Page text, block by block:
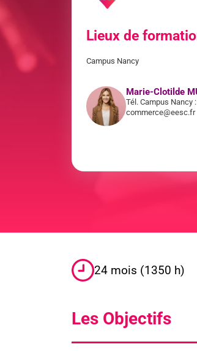
Lieux de
Campus Nancy
Marie-Clotilde
Tél. Campus Nancy
commerce@eesc.fr
24 mois (1350 h)
Les Objectifs